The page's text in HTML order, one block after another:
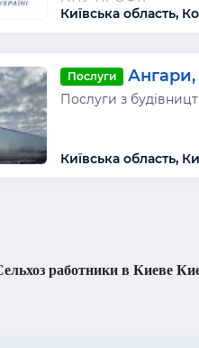
Київська область,
Послуги Ангари,
Послуги з
Київська область,
работники в Киеве